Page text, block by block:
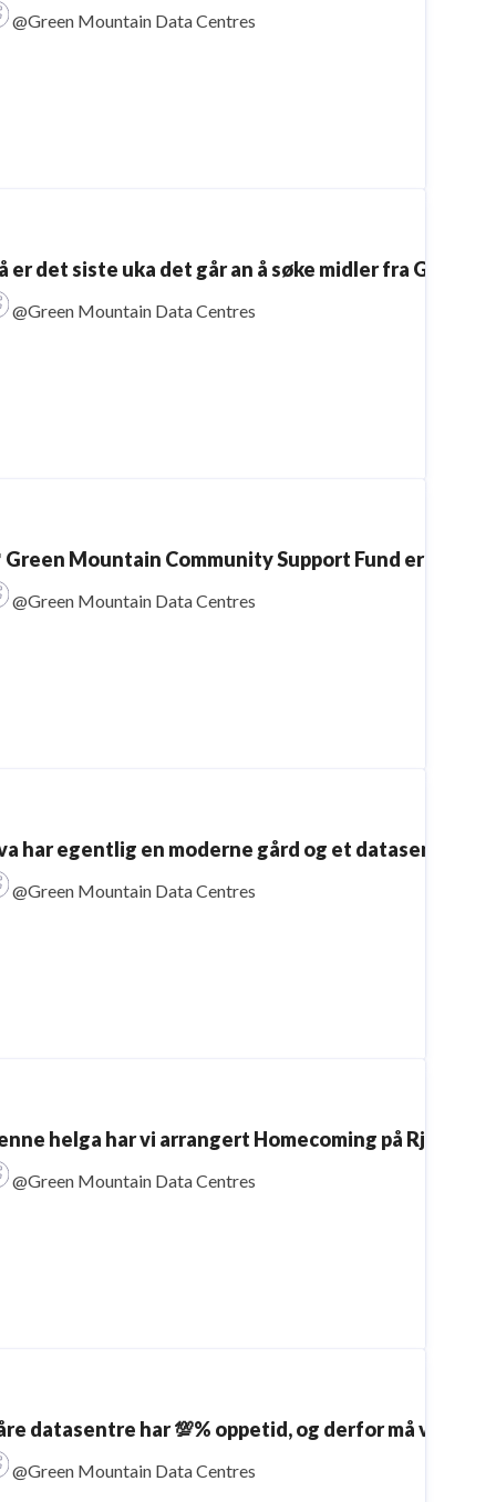
@Green Mountain Data Centres
er det siste uka det går an å søke midler fra Green
@Green Mountain Data Centres
Green Mountain Community Support Fund er
@Green Mountain Data Centres
har egentlig en moderne gård og et datasenter til
@Green Mountain Data Centres
helga har vi arrangert Homecoming på
@Green Mountain Data Centres
datasentre har 💯% oppetid, og derfor må vi ha
@Green Mountain Data Centres